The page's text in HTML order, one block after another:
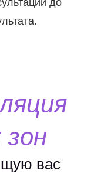
зон
вас